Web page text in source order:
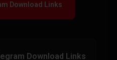
Download Links
Download Links